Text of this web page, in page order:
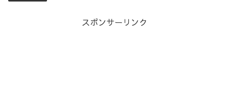
スポンサーリンク